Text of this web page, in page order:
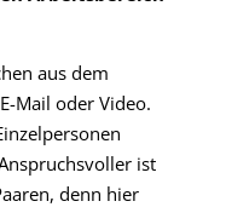
aus dem
Mail oder Video.
ist
denn hier